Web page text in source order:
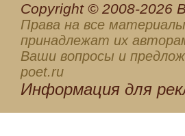
Сopyright © 2008-2026
Права на все
принадлежат их
Ваши вопросы и
poet.ru
Информация для